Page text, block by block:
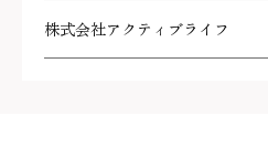
株式会社アクティブライフ